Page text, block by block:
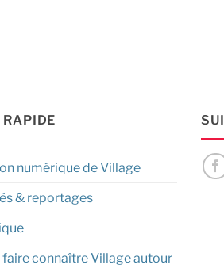
RAPIDE
numérique de Village
& reportages
connaître Village autour